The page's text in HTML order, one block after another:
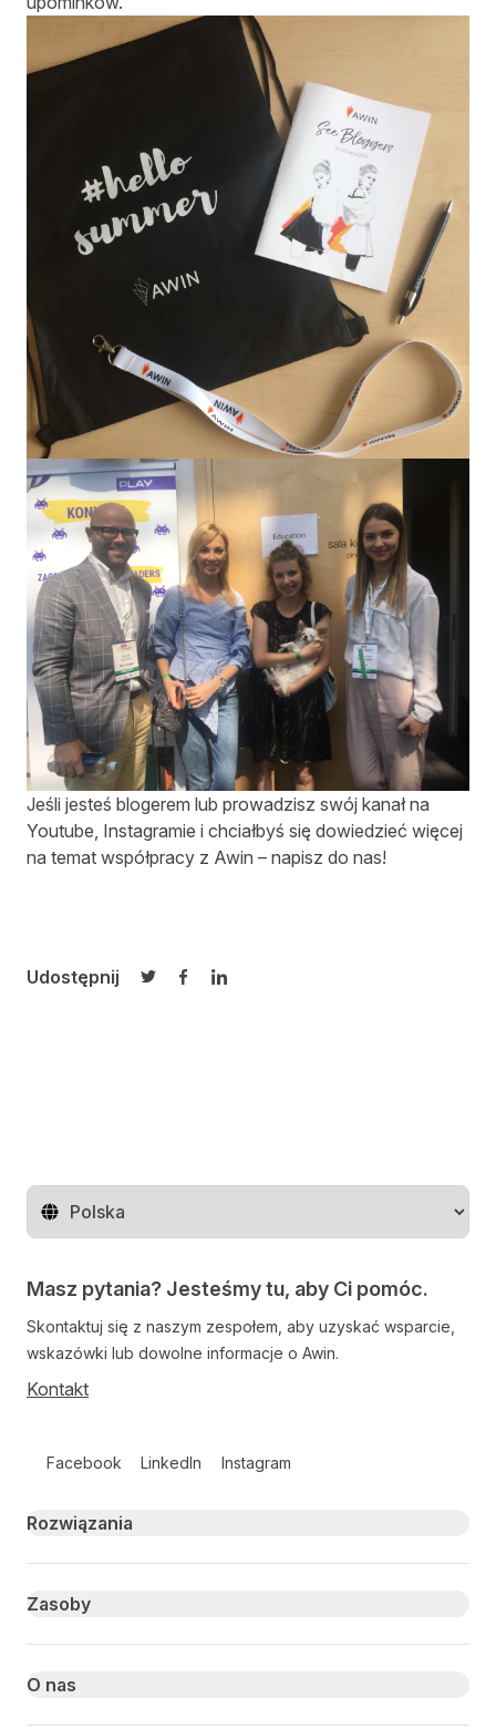
Jeśli jesteś blogerem lub prowadzisz swój kanał na
Youtube, Instagramie i chciałbyś się dowiedzieć więcej
na temat współpracy z Awin – napisz do nas!
Udostępnij
Udostępnij na Twitterze
Udostępnij na Facebooku
Udostępnij na LinkedIn
Zmień region
Masz pytania? Jesteśmy tu, aby Ci pomóc.
Skontaktuj się z naszym zespołem, aby uzyskać wsparcie,
wskazówki lub dowolne informacje o Awin.
Kontakt
Facebook LinkedIn Instagram
Primary footer navigation
Rozwiązania
Zasoby
O nas